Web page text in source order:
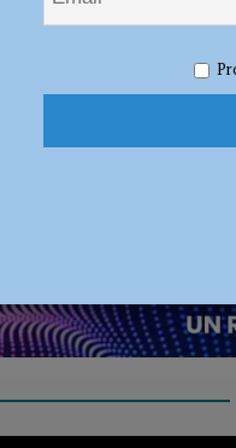
tutto pronto per la nuova stagione